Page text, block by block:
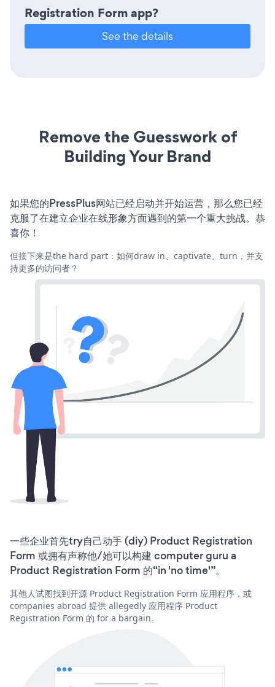
Registration Form app?
See the details
Remove the Guesswork of
Building Your Brand
如果您的PressPlus网站已经启动并开始运营，那么您已经
克服了在建立企业在线形象方面遇到的第一个重大挑战。恭
喜你！
但接下来是the hard part：如何draw in、captivate、turn，并支
持更多的访问者？
一些企业首先try自己动手 (diy) Product Registration
Form 或拥有声称他/她可以构建 computer guru a
Product Registration Form 的“in 'no time'”。
其他人试图找到开源 Product Registration Form 应用程序，或
companies abroad 提供 allegedly 应用程序 Product
Registration Form 的 for a bargain。